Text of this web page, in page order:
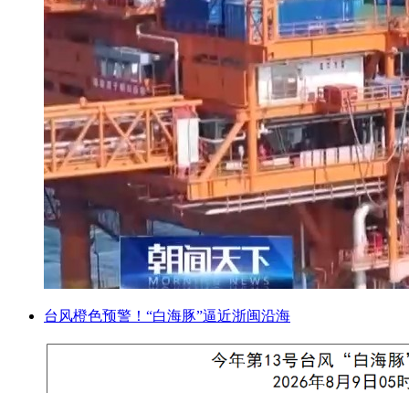
台风橙色预警！“白海豚”逼近浙闽沿海